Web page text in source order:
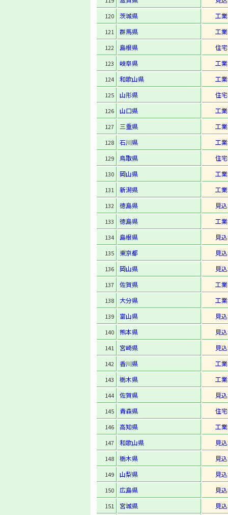
120 茨城県 工
121 群馬県 工
122 島根県 住
123 岐阜県 工
124 和歌山県 工
125 山形県 住
126 山口県 工
127 三重県 工
128 石川県 工
129 鳥取県 住
130 岡山県 工
131 新潟県 工
132 徳島県 見
133 徳島県 工
134 島根県 見
135 東京都 見
136 岡山県 見
137 佐賀県 工
138 大分県 工
139 富山県 見
140 熊本県 見
141 宮崎県 見
142 香川県 工
143 栃木県 工
144 佐賀県 見
145 青森県 住
146 高知県 工
147 和歌山県 見
148 栃木県 見
149 山梨県 見
150 広島県 見
151 宮城県 見